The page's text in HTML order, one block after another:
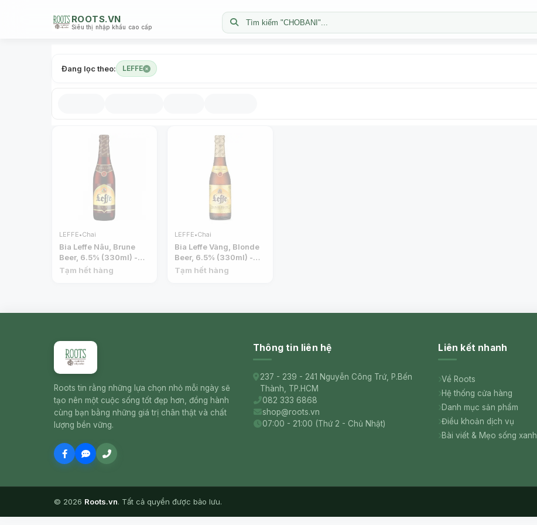
ROOTS.VN
Siêu thị nhập khẩu cao cấp
Tìm kiếm "CHOBANI"...
Đang lọc theo: LEFFE
LEFFE•Chai
Bia Leffe Nâu, Brune
Beer, 6.5% (330ml) -
LEFFE
Tạm hết hàng
LEFFE•Chai
Bia Leffe Vàng, Blonde
Beer, 6.5% (330ml) -
LEFFE
Tạm hết hàng
Roots tin rằng những lựa chọn nhỏ mỗi ngày sẽ
tạo nên một cuộc sống tốt đẹp hơn, đồng hành
cùng bạn bằng những giá trị chân thật và chất
lượng bền vững.
Thông tin liên hệ
237 - 239 - 241 Nguyễn Công Trứ, P.Bến
Thành, TP.HCM
082 333 6868
shop@roots.vn
07:00 - 21:00 (Thứ 2 - Chủ Nhật)
Liên kết nhanh
Về Roots
Hệ thống cửa hàng
Danh mục sản phẩm
Điều khoản dịch vụ
Bài viết & Mẹo sống xanh
© 2026 Roots.vn. Tất cả quyền được bảo lưu.